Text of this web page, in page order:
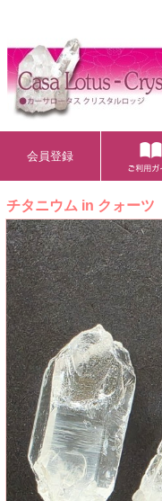
会員登録
チタニウム in クォーツ